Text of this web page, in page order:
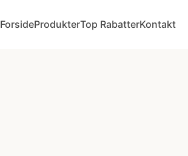
ForsideProdukterTop RabatterKontakt